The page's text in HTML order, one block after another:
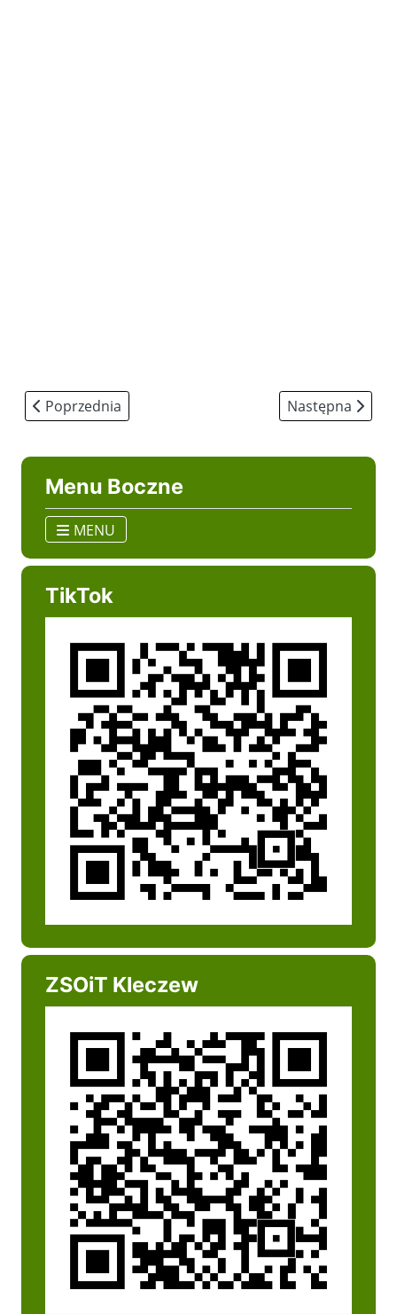
Menu Boczne
MENU
TikTok
ZSOiT Kleczew
Poprzednia strona: Wyróżnienie
Poprzednia Następna
Następna